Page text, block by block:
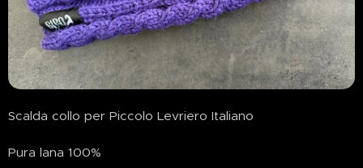
Scalda collo per Piccolo Levriero Italiano
Pura lana 100%